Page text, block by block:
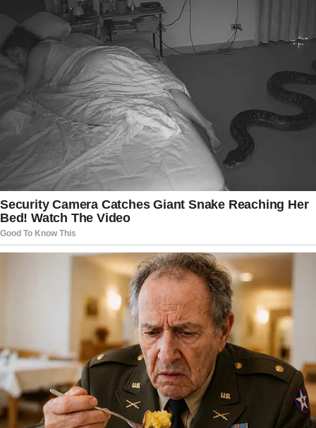
médicas, o jornalista possa retornar
gradualmente às atividades profissionais assim
que estiver plenamente recuperado. Até lá,
colegas de emissora, amigos próximos e
admiradores seguem unidos em uma corrente
positiva pela saúde e pelo bem-estar de um dos
narradores mais queridos da televisão brasileira.